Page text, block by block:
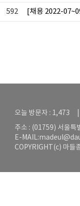
592 [채용 2022-
오늘 방문자 : 1,473
주소 : (01759) 서울특
E-MAIL:
COPYRIGHT(c) 마들